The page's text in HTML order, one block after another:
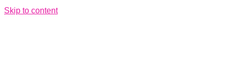
Skip to content